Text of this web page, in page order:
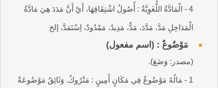
4 - الْمَادَّةُ اللُّغَوِيَّةُ : أُصُولُ اشْتِقَاقِهَا، أَيْ أَنَّ مَدَدَ هِيَ مَادَّةُ
الْمَدَاخِلِ مَدَّ، مَدَّدَ، مَدٌّ، مَدِيدٌ، مَمْدُودٌ، اِسْتَمَدَّ، إلخ
مَوْضُوعٌ : (اسم مفعول)
(مصدر: وَضَعَ).
1 - مَالُهُ مَوْضُوعٌ فِي مَكَانٍ أَمِينٍ : مَتْرُوكٌ. وَثَائِقُ مَوْضُوعَةٌ